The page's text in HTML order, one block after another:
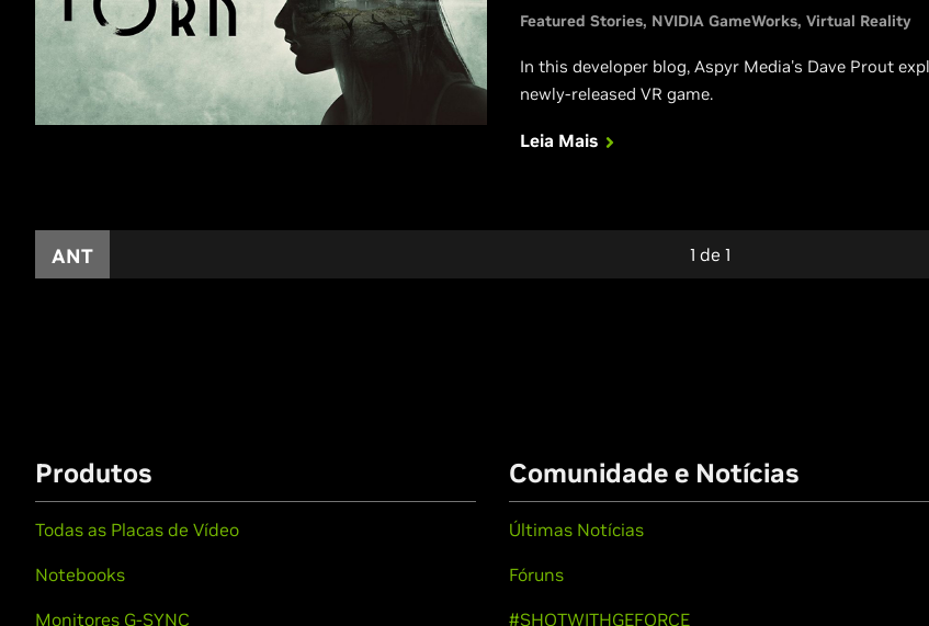
Featured Stories NVIDIA GameWorks Virtual Reality
In this developer blog, Aspyr Media's Dave Prout
newly-released VR game.
Leia Mais
ANT 1 de 1
Produtos
Todas as Placas de Vídeo
Notebooks
Monitores G-SYNC
Comunidade e Notícias
Últimas Notícias
Fóruns
#SHOTWITHGEFORCE